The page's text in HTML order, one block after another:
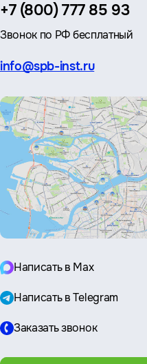
Телефон:
+7 (800) 777 85 93
Звонок по РФ бесплатный
Эл.
info@spb-inst.ru
Написать в Max
Написать в Telegram
Заказать звонок